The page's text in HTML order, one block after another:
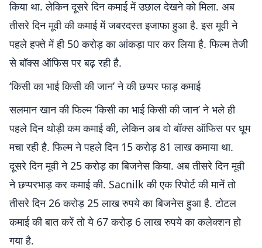
किया था. लेकिन दूसरे दिन कमाई में उछाल देखने को मिला. अब
तीसरे दिन मूवी की कमाई में जबरदस्त इजाफा हुआ है. इस मूवी ने
पहले हफ्ते में ही 50 करोड़ का आंकड़ा पार कर लिया है. फिल्म तेजी
से बॉक्स ऑफिस पर बढ़ रही है.
‘किसी का भाई किसी की जान’ ने की छप्पर फाड़ कमाई
सलमान खान की फिल्म ‘किसी का भाई किसी की जान’ ने भले ही
पहले दिन थोड़ी कम कमाई की, लेकिन अब वो बॉक्स ऑफिस पर धूम
मचा रही है. फिल्म ने पहले दिन 15 करोड़ 81 लाख कमाया था.
दूसरे दिन मूवी ने 25 करोड़ का बिजनेस किया. अब तीसरे दिन मूवी
ने छप्परभाड़ कर कमाई की. Sacnilk की एक रिपोर्ट की मानें तो
तीसरे दिन 26 करोड़ 25 लाख रुपये का बिजनेस हुआ है. टोटल
कमाई की बात करें तो ये 67 करोड़ 6 लाख रुपये का कलेक्शन हो
गया है.